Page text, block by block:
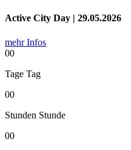
Active City Day | 29.05.2026
mehr Infos
00
Tage Tag
00
Stunden Stunde
00